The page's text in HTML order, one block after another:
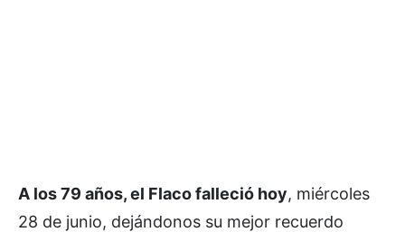
A los 79 años, el Flaco falleció hoy, miércoles
28 de junio, dejándonos su mejor recuerdo